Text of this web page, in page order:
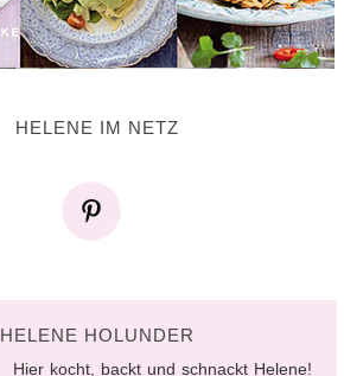
HELENE IM NETZ
HELENE HOLUNDER
Hier kocht, backt und schnackt Helene!